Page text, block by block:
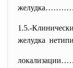
1.5.-
желудка